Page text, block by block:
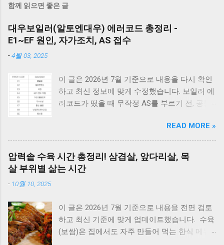
함께 읽으면 좋은 글
대우보일러(알토엔대우) 에러코드 총정리 -
E1~EF 원인, 자가조치, AS 접수
-4월 03, 2025
이 글은 2026년 7월 기준으로 내용을 다시 확인
하고 최신 정보에 맞게 수정했습니다. 보일러 에
러코드가 떴을 때 무작정 AS를 부르기 전, 공통
밸브가 열려 있는지, 2) 전원 플러그를 뽑았다가
5분 뒤 다시 꽂아보았는지(리셋), 3) 실내 온도
조절기의 설정이 올바른지 확인해보세요. 상세
코드는 아래에서 확인할 수 있습니다. E1부터 EF
까지 모든 대우보일러(알토엔대우) 에러코드의
드 E1~EF 원인과 해결법 (AS 전 자가점검, 수리
비) 🚨 잠깐! AS 부르기 전 이것만은 확인하세
요! 에러코드 E1 - 단수나 동파를 확인하세요.
READ MORE »
압력솥 수육 시간 총정리! 삼겹살, 앞다리살, 목
살 부위별 삶는 시간
- 10월 10, 2025
이 글은 2026년 7월 기준으로 내용을 전면 검토
하고 최신 기준에 맞게 업데이트했습니다. 수육
(보쌈)은 집에서도 자주 만들어 먹는 한식 메뉴